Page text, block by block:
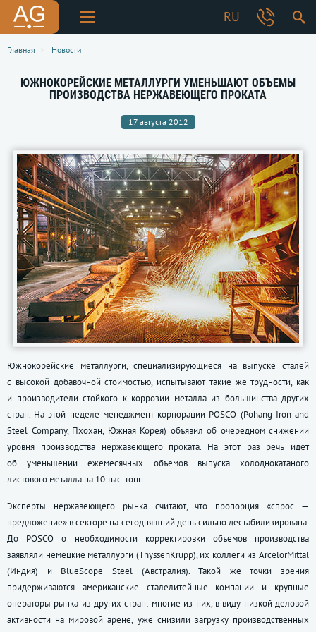
RU
Главная Новости
ЮЖНОКОРЕЙСКИЕ МЕТАЛЛУРГИ УМЕНЬШАЮТ ОБЪЕМЫ
ПРОИЗВОДСТВА НЕРЖАВЕЮЩЕГО ПРОКАТА
17 августа 2012
Южнокорейские металлурги, специализирующиеся на выпуске сталей
с высокой добавочной стоимостью, испытывают такие же трудности, как
и производители стойкого к коррозии металла из большинства других
стран. На этой неделе менеджмент корпорации POSCO (Pohang Iron and
Steel Company, Пхохан, Южная Корея) объявил об очередном снижении
уровня производства нержавеющего проката. На этот раз речь идет
об уменьшении ежемесячных объемов выпуска холоднокатаного
листового металла на 10 тыс. тонн.
Эксперты нержавеющего рынка считают, что пропорция «спрос —
предложение» в секторе на сегодняшний день сильно дестабилизирована.
До POSCO о необходимости корректировки объемов производства
заявляли немецкие металлурги (ThyssenKrupp), их коллеги из ArcelorMittal
(Индия) и BlueScope Steel (Австралия). Такой же точки зрения
придерживаются американские сталелитейные компании и крупные
операторы рынка из других стран: многие из них, в виду низкой деловой
активности на мировой арене, уже снизили загрузку производственных